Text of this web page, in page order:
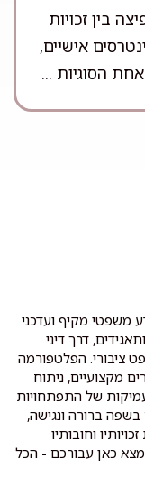
בין זכויות
אישיים,
הסוגיות ...
משפטי מקיף ועדכני
דרך דיני
ציבורי. הפלטפורמה
מקצועיים, ניתוח
של התפתחויות
ברורה ונגישה,
וחובותיו
כאן עבורכם - הכל